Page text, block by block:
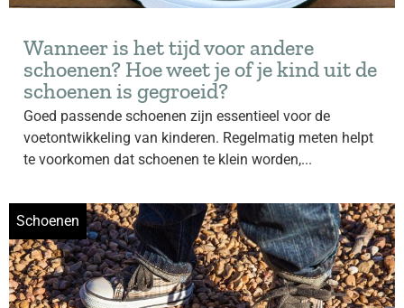
Wanneer is het tijd voor andere
schoenen? Hoe weet je of je kind uit de
schoenen is gegroeid?
Goed passende schoenen zijn essentieel voor de
voetontwikkeling van kinderen. Regelmatig meten helpt
te voorkomen dat schoenen te klein worden,...
Schoenen